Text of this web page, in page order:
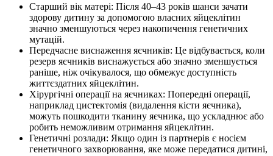
Старший вік матері: Після 40–43 років шанси зачати
здорову дитину за допомогою власних яйцеклітин
значно зменшуються через накопичення генетичних
мутацій.
Передчасне виснаження яєчників: Це відбувається, коли
резерв яєчників виснажується або значно зменшується
раніше, ніж очікувалося, що обмежує доступність
життєздатних яйцеклітин.
Хiрургiчнi операцiї на яєчниках: Попередні операції,
наприклад цистектомія (видалення кісти яєчника),
можуть пошкодити тканину яєчника, що ускладнює або
робить неможливим отримання яйцеклітин.
Генетичні розлади: Якщо один із партнерів є носієм
генетичного захворювання, яке може передатися дитині,